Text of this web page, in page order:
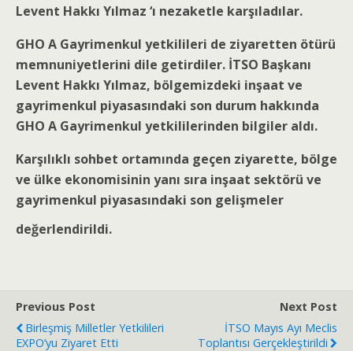
Levent Hakkı Yılmaz ‘ı nezaketle karşıladılar.
GHO A Gayrimenkul yetkilileri de ziyaretten ötürü
memnuniyetlerini dile getirdiler. İTSO Başkanı
Levent Hakkı Yılmaz, bölgemizdeki inşaat ve
gayrimenkul piyasasındaki son durum hakkında
GHO A Gayrimenkul yetkililerinden bilgiler aldı.
Karşılıklı sohbet ortamında geçen ziyarette, bölge
ve ülke ekonomisinin yanı sıra inşaat sektörü ve
gayrimenkul piyasasındaki son gelişmeler
değerlendirildi.
Previous Post
Birleşmiş Milletler Yetkilileri
EXPO’yu Ziyaret Etti
Next Post
İTSO Mayıs Ayı Meclis
Toplantısı Gerçekleştirildi